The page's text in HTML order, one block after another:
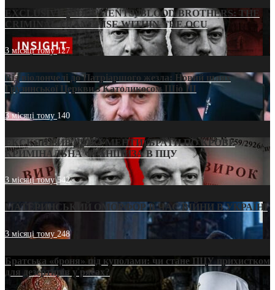
EXCLUSIVE (DOCUMENTS)/BLOOD BROTHERS: THE
CRIMINAL FRANCHISE WITHIN THE OCU
3 місяці тому127
Від віолончелі до Патріаршого жезла: Новий шлях
Грузинської Церкви з Католикосом Шіо III
3 місяці тому 140
ЕКСКЛЮЗИВ (ДОКУМЕНТИ)/БРАТИ ПО КРОВІ:
КРИМІНАЛЬНА ФРАНШИЗА В ПЦУ
3 місяці тому542
МАТЕРИНСЬКИЙ ОМОРФОР В ЧАС ВІЙНИ В УКРАЇНІ
3 місяці тому248
Братська «броня» під куполами: чи стане ПЦУ прихистком
для дезертирів у рясах?